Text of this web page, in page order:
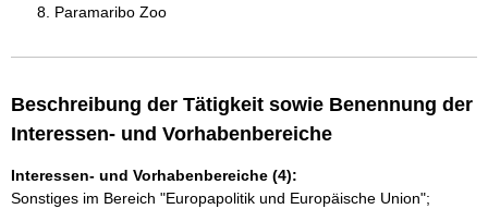
Paramaribo Zoo
Beschreibung der Tätigkeit sowie Benennung der
Interessen- und Vorhabenbereiche
Interessen- und Vorhabenbereiche (4):
Sonstiges im Bereich "Europapolitik und Europäische Union";